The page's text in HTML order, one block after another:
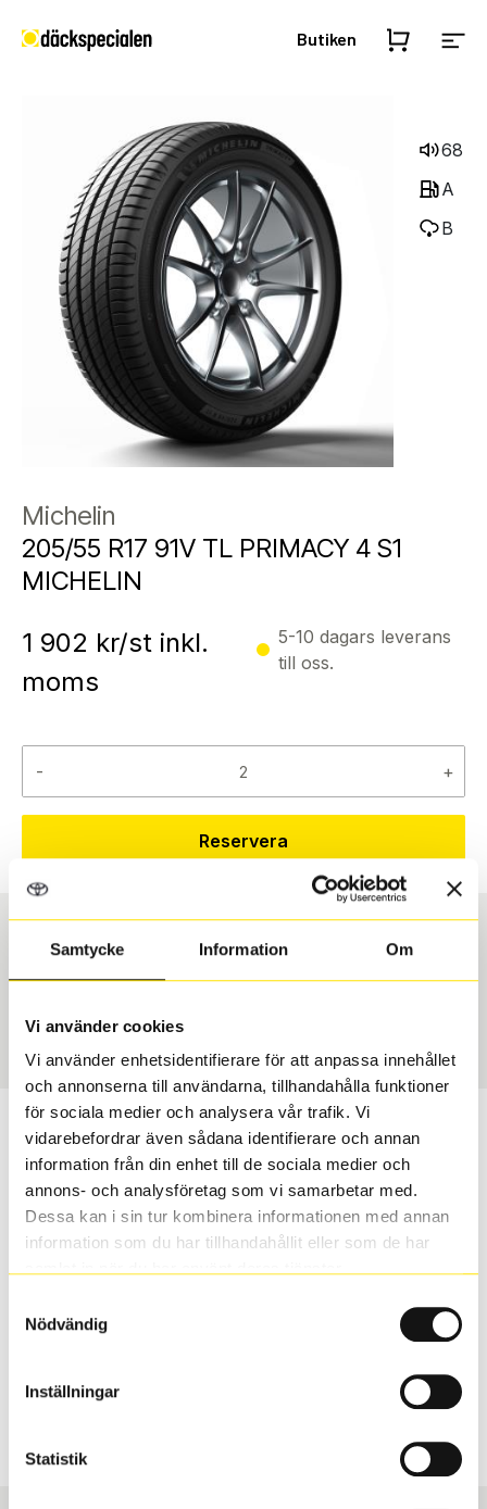
Samtycke Information Om
Vi använder cookies
Vi använder enhetsidentifierare för att anpassa innehållet
och annonserna till användarna, tillhandahålla funktioner
för sociala medier och analysera vår trafik. Vi
vidarebefordrar även sådana identifierare och annan
information från din enhet till de sociala medier och
annons- och analysföretag som vi samarbetar med.
Dessa kan i sin tur kombinera informationen med annan
information som du har tillhandahållit eller som de har
Nödvändig
Inställningar
Statistik
Butiken
68
A
B
Michelin
205/55 R17 91V TL PRIMACY 4 S1
MICHELIN
1 902 kr/st inkl.
moms
5-10 dagars leverans
till oss.
- +
Reservera
Däcktyp
Sommar
Däckstorlek
205/55 R 17 91V
2088
Passar detta däck min bil?
Ange registreringsnummer för att se om det däck du
valt passar din bilmodell. Om du köper däck som skall
sättas på dina befintliga fälgar, se till att kolla en extra
inte vara samma dimension som bilen hade ut från